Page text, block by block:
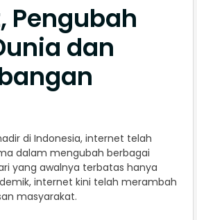
Pengubah
dan
di Indonesia, internet telah
dalam mengubah berbagai
yang awalnya terbatas hanya
internet kini telah merambah
masyarakat.